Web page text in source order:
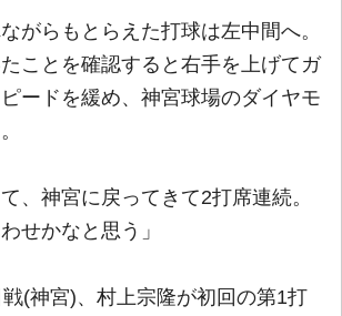
がらもとらえた打球は左中間へ。
ことを確認すると右手を上げてガ
ードを緩め、神宮球場のダイヤモ
、神宮に戻ってきて2打席連続。
せかなと思う」
(神宮)、村上宗隆が初回の第1打